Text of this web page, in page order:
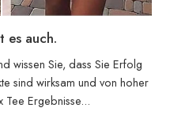
es auch.
wissen Sie, dass Sie Erfolg
sind wirksam und von hoher
Ergebnisse...